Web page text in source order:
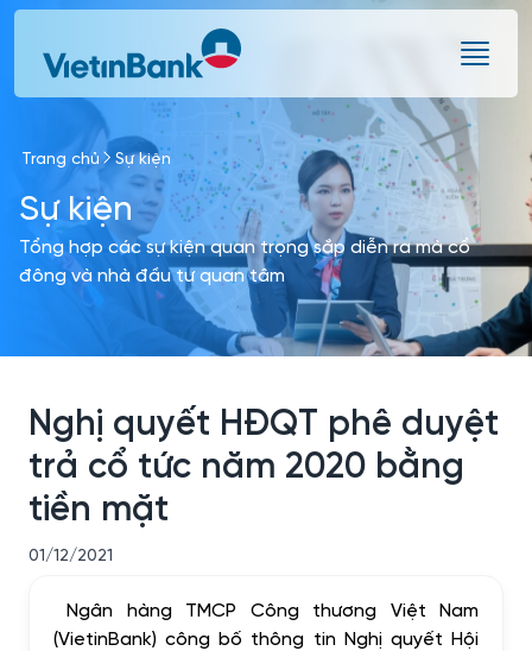
Skip to Main Content
Trang chủ Sự kiện
Sự kiện
Tổng hợp các sự kiện quan trọng sắp diễn ra mà cổ
đông và nhà đầu tư quan tâm
Nghị quyết HĐQT phê duyệt
trả cổ tức năm 2020 bằng
tiền mặt
01/12/2021
Ngân hàng TMCP Công thương Việt Nam
(VietinBank) công bố thông tin Nghị quyết Hội